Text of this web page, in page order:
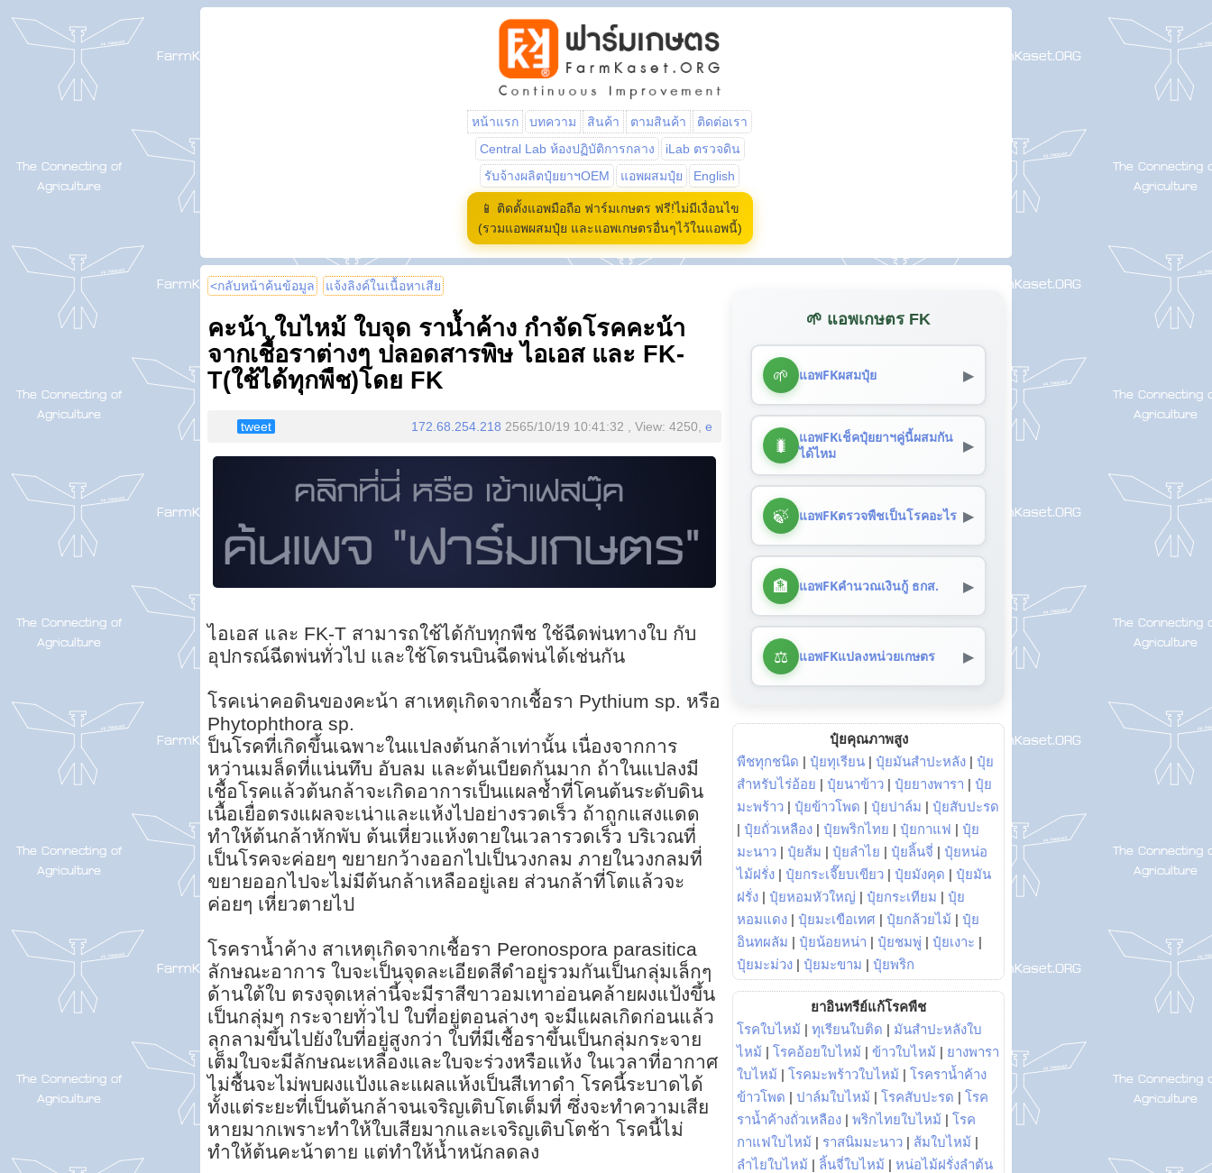
หน้าแรก บทความ สินค้า ตามสินค้า
ติดต่อเรา
Central Lab ห้องปฏิบัติการกลาง
iLab ตรวจดิน
รับจ้างผลิตปุ๋ยยาฯOEM
แอพผสมปุ๋ย English
📱 ติดตั้งแอพมือถือ ฟาร์มเกษตร ฟรี!ไม่มีเงื่อนไข
(รวมแอพผสมปุ๋ย และแอพเกษตรอื่นๆไว้ในแอพนี้)
<กลับหน้าค้นข้อมูล แจ้งลิงค์ในเนื้อหาเสีย
คะน้า ใบไหม้ ใบจุด ราน้ำค้าง กำจัดโรคคะน้า
จากเชื้อราต่างๆ ปลอดสารพิษ ไอเอส และ FK-
T(ใช้ได้ทุกพืช)โดย FK
tweet 172.68.254.218 2565/10/19 10:41:32 , View: 4250, e
ไอเอส และ FK-T สามารถใช้ได้กับทุกพืช ใช้ฉีดพ่นทางใบ กับ
อุปกรณ์ฉีดพ่นทั่วไป และใช้โดรนบินฉีดพ่นได้เช่นกัน
โรคเน่าคอดินของคะน้า สาเหตุเกิดจากเชื้อรา Pythium sp. หรือ
Phytophthora sp.
ป็นโรคที่เกิดขึ้นเฉพาะในแปลงต้นกล้าเท่านั้น เนื่องจากการ
หว่านเมล็ดที่แน่นทึบ อับลม และต้นเบียดกันมาก ถ้าในแปลงมี
เชื้อโรคแล้วต้นกล้าจะเกิดอาการเป็นแผลช้ำที่โคนต้นระดับดิน
เนื้อเยื่อตรงแผลจะเน่าและแห้งไปอย่างรวดเร็ว ถ้าถูกแสงแดด
ทำให้ต้นกล้าหักพับ ต้นเหี่ยวแห้งตายในเวลารวดเร็ว บริเวณที่
เป็นโรคจะค่อยๆ ขยายกว้างออกไปเป็นวงกลม ภายในวงกลมที่
ขยายออกไปจะไม่มีต้นกล้าเหลืออยู่เลย ส่วนกล้าที่โตแล้วจะ
ค่อยๆ เหี่ยวตายไป
โรคราน้ำค้าง สาเหตุเกิดจากเชื้อรา Peronospora parasitica
ลักษณะอาการ ใบจะเป็นจุดละเอียดสีดำอยู่รวมกันเป็นกลุ่มเล็กๆ
ด้านใต้ใบ ตรงจุดเหล่านี้จะมีราสีขาวอมเทาอ่อนคล้ายผงแป้งขึ้น
เป็นกลุ่มๆ กระจายทั่วไป ใบที่อยู่ตอนล่างๆ จะมีแผลเกิดก่อนแล้ว
ลุกลามขึ้นไปยังใบที่อยู่สูงกว่า ใบที่มีเชื้อราขึ้นเป็นกลุ่มกระจาย
เต็มใบจะมีลักษณะเหลืองและใบจะร่วงหรือแห้ง ในเวลาที่อากาศ
ไม่ชื้นจะไม่พบผงแป้งและแผลแห้งเป็นสีเทาดำ โรคนี้ระบาดได้
ทั้งแต่ระยะที่เป็นต้นกล้าจนเจริญเติบโตเต็มที่ ซึ่งจะทำความเสีย
หายมากเพราะทำให้ใบเสียมากและเจริญเติบโตช้า โรคนี้ไม่
ทำให้ต้นคะน้าตาย แต่ทำให้น้ำหนักลดลง
🌱 แอพเกษตร FK
🌱 แอพFKผสมปุ๋ย ▶
🐛
แอพFKเช็คปุ๋ยยาฯคู่นี้ผสมกัน
ได้ไหม
▶
🍃 แอพFKตรวจพืชเป็นโรคอะไร ▶
🏦 แอพFKคำนวณเงินกู้ ธกส. ▶
⚖️ แอพFKแปลงหน่วยเกษตร ▶
ปุ๋ยคุณภาพสูง
พืชทุกชนิด | ปุ๋ยทุเรียน | ปุ๋ยมันสำปะหลัง | ปุ๋ย
สำหรับไร่อ้อย | ปุ๋ยนาข้าว | ปุ๋ยยางพารา | ปุ๋ย
มะพร้าว | ปุ๋ยข้าวโพด | ปุ๋ยปาล์ม | ปุ๋ยสับปะรด
| ปุ๋ยถั่วเหลือง | ปุ๋ยพริกไทย | ปุ๋ยกาแฟ | ปุ๋ย
มะนาว | ปุ๋ยส้ม | ปุ๋ยลำไย | ปุ๋ยลิ้นจี่ | ปุ๋ยหน่อ
ไม้ฝรั่ง | ปุ๋ยกระเจี๊ยบเขียว | ปุ๋ยมังคุด | ปุ๋ยมัน
ฝรั่ง | ปุ๋ยหอมหัวใหญ่ | ปุ๋ยกระเทียม | ปุ๋ย
หอมแดง | ปุ๋ยมะเขือเทศ | ปุ๋ยกล้วยไม้ | ปุ๋ย
อินทผลัม | ปุ๋ยน้อยหน่า | ปุ๋ยชมพู่ | ปุ๋ยเงาะ |
ปุ๋ยมะม่วง | ปุ๋ยมะขาม | ปุ๋ยพริก
ยาอินทรีย์แก้โรคพืช
โรคใบไหม้ | ทุเรียนใบติด | มันสำปะหลังใบ
ไหม้ | โรคอ้อยใบไหม้ | ข้าวใบไหม้ | ยางพารา
ใบไหม้ | โรคมะพร้าวใบไหม้ | โรคราน้ำค้าง
ข้าวโพด | ปาล์มใบไหม้ | โรคสับปะรด | โรค
ราน้ำค้างถั่วเหลือง | พริกไทยใบไหม้ | โรค
กาแฟใบไหม้ | ราสนิมมะนาว | ส้มใบไหม้ |
ลำไยใบไหม้ | ลิ้นจี่ใบไหม้ | หน่อไม้ฝรั่งลำต้น